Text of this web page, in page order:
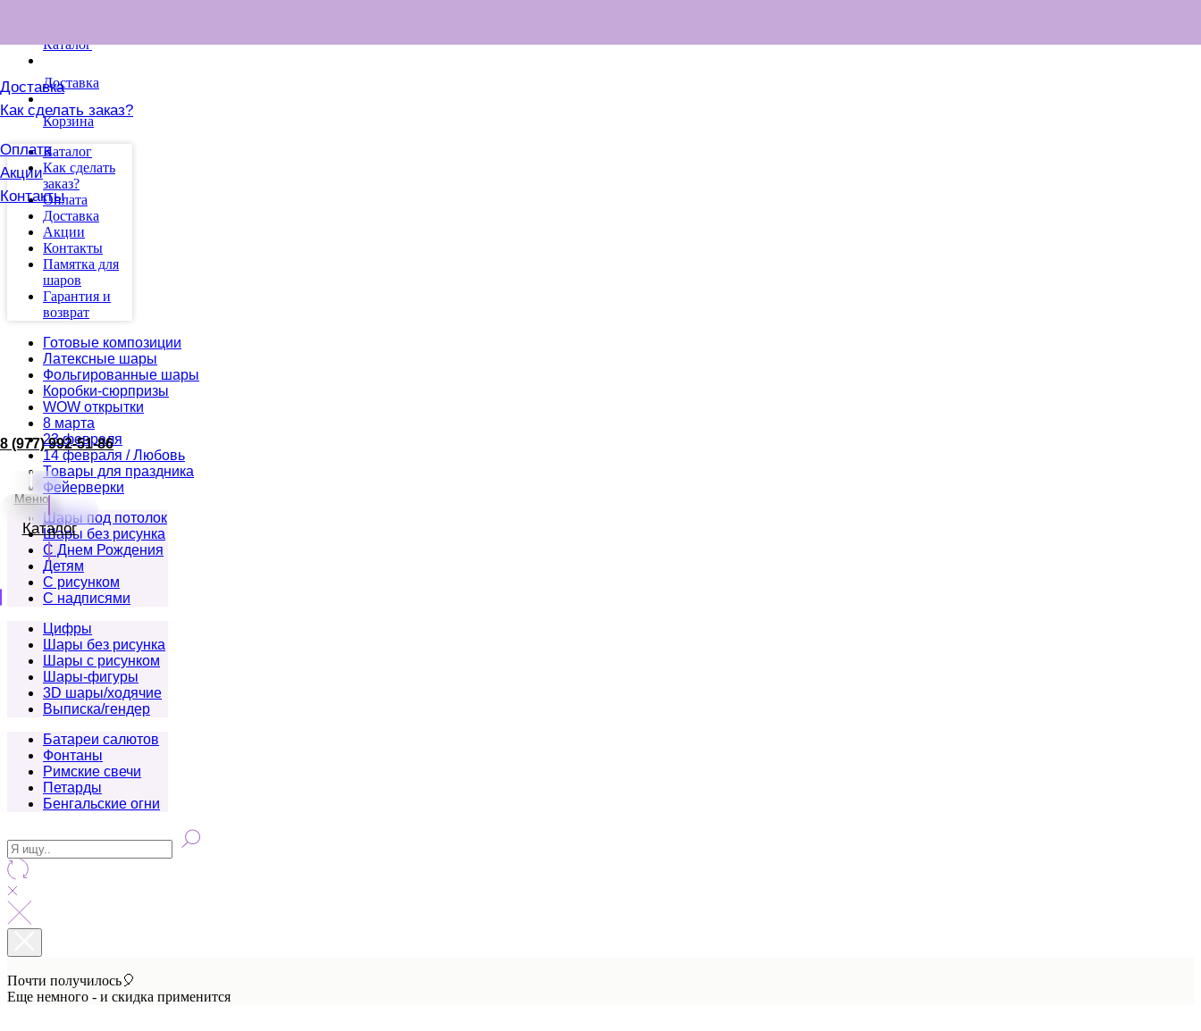
Доставка
Как сделать заказ?
Оплата
Акции
Контакты
8 (977) 992-51-86
Меню
Каталог
Каталог
Доставка
Корзина
Каталог
Как сделать
заказ?
Оплата
Доставка
Акции
Контакты
Памятка для
шаров
Гарантия и
возврат
Готовые композиции
Латексные шары
Фольгированные шары
Коробки-сюрпризы
WOW открытки
8 марта
23 февраля
14 февраля / Любовь
Товары для праздника
Фейерверки
Шары под потолок
Шары без рисунка
С Днем Рождения
Детям
С рисунком
С надписями
Цифры
Шары без рисунка
Шары с рисунком
Шары-фигуры
3D шары/ходячие
Выписка/гендер
Батареи салютов
Фонтаны
Римские свечи
Петарды
Бенгальские огни
Почти получилось🎈
Еще немного - и скидка применится